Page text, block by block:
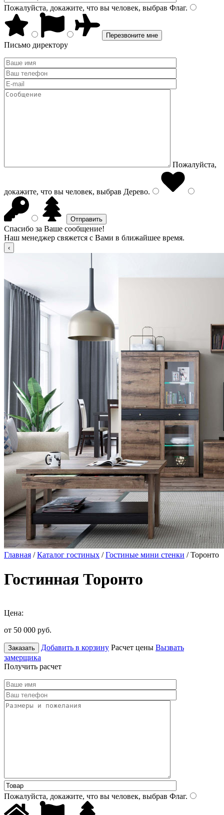
Пожалуйста, докажите, что вы человек, выбрав Флаг.
Письмо директору
Пожалуйста,
докажите, что вы человек, выбрав Дерево.
Спасибо за Ваше сообщение!
Наш менеджер свяжется с Вами в ближайшее время.
Главная /Каталог гостиных /Гостиные мини стенки / Торонто
Гостинная Торонто
Цена:
от 50 000 руб.
Заказать Добавить в корзину Расчет цены Вызвать
замерщика
Получить расчет
Пожалуйста, докажите, что вы человек, выбрав Флаг.